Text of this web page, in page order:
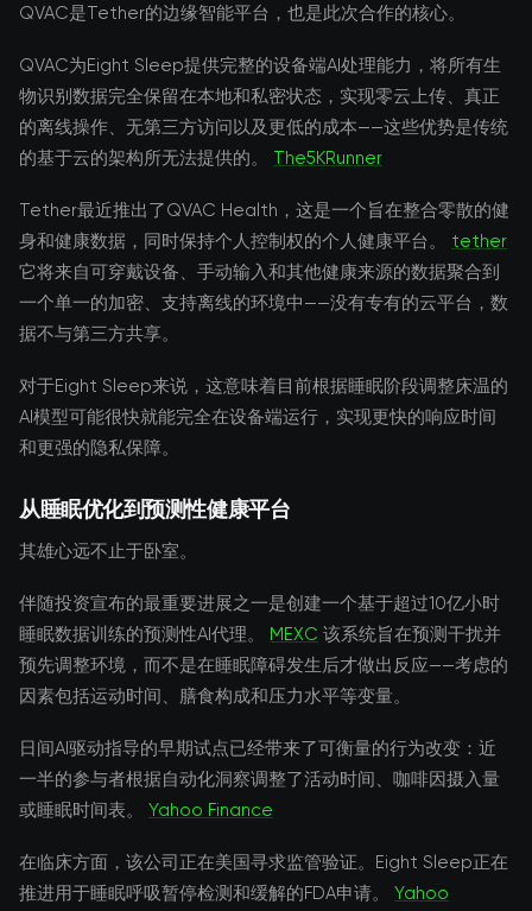
QVAC是Tether的边缘智能平台，也是此次合作的核心。
QVAC为Eight Sleep提供完整的设备端AI处理能力，将所有生
物识别数据完全保留在本地和私密状态，实现零云上传、真正
的离线操作、无第三方访问以及更低的成本——这些优势是传统
的基于云的架构所无法提供的。 The5KRunner
Tether最近推出了QVAC Health，这是一个旨在整合零散的健
身和健康数据，同时保持个人控制权的个人健康平台。 tether
它将来自可穿戴设备、手动输入和其他健康来源的数据聚合到
一个单一的加密、支持离线的环境中——没有专有的云平台，数
据不与第三方共享。
对于Eight Sleep来说，这意味着目前根据睡眠阶段调整床温的
AI模型可能很快就能完全在设备端运行，实现更快的响应时间
和更强的隐私保障。
从睡眠优化到预测性健康平台
其雄心远不止于卧室。
伴随投资宣布的最重要进展之一是创建一个基于超过10亿小时
睡眠数据训练的预测性AI代理。 MEXC 该系统旨在预测干扰并
预先调整环境，而不是在睡眠障碍发生后才做出反应——考虑的
因素包括运动时间、膳食构成和压力水平等变量。
日间AI驱动指导的早期试点已经带来了可衡量的行为改变：近
一半的参与者根据自动化洞察调整了活动时间、咖啡因摄入量
或睡眠时间表。 Yahoo Finance
在临床方面，该公司正在美国寻求监管验证。Eight Sleep正在
推进用于睡眠呼吸暂停检测和缓解的FDA申请。 Yahoo